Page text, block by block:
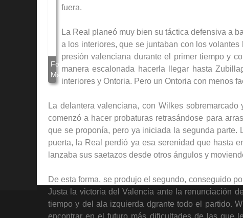
fuera.
La Real planeó muy bien su táctica defensiva a
a los interiores, que se juntaban con los
presión valenciana durante el primer tiempo y
manera escalonada hacerla llegar hasta
interiores y Ontoria. Pero un Ontoria con menos
La delantera valenciana, con Wilkes
comenzó a hacer probaturas retrasándose para
que se proponía, pero ya iniciada la segunda
puerta, la Real perdió ya esa serenidad que hasta
lanzaba sus saetazos desde otros ángulos y
De esta forma, se produjo el segundo, conseguido
Justa la victoria del Valencia ante la renunciación
tiempo y del ala izquierda dgrante todo el partido.
encontrar en el futuro más dificultades de las que